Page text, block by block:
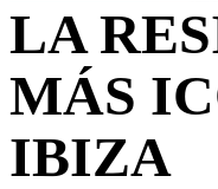
LA
MÁS
IBIZA